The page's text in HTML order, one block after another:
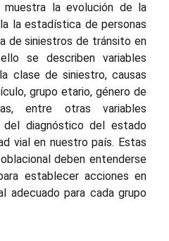
muestra la evolución de la
la estadística de personas
de siniestros de tránsito en
se describen variables
clase de siniestro, causas
grupo etario, género de
entre otras variables
diagnóstico del estado
vial en nuestro país. Estas
deben entenderse
establecer acciones en
adecuado para cada grupo